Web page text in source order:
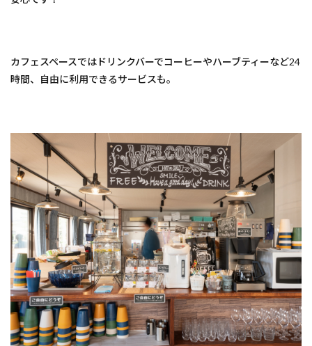
カフェスペースではドリンクバーでコーヒーやハーブティーなど24
時間、自由に利用できるサービスも。